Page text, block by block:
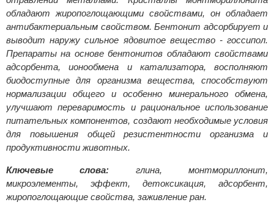
обладают жиропоглощающими свойствами, он обладает
антибактериальным свойством. Бентонит адсорбирует и
выводит наружу сильное ядовитое вещество - госсипол.
Препараты на основе бентонитов обладают свойствами
адсорбента, ионообмена и катализатора, восполняют
биодоступные для организма вещества, способствуют
нормализации общего и особенно минерального обмена,
улучшают переваримость и рациональное использование
питательных компонентов, создают необходимые условия
для повышения общей резистентности организма и
продуктивности животных.
Ключевые слова: глина, монтмориллонит,
микроэлементы, эффект, детоксикация, адсорбент,
жиропоглощающие свойства, заживление ран.